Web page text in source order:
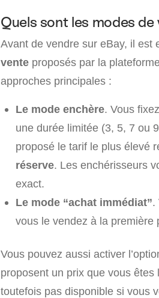
Quels sont les modes de
Avant de vendre sur eBay, il est
vente proposés par la
approches principales :
Le mode enchère. Vous
une durée limitée (3, 5, 7 ou
proposé le tarif le plus élevé
réserve. Les enchérisseurs
exact.
Le mode “achat immédiat”.
vous le vendez à la première
Vous pouvez aussi activer
proposent un prix que vous êtes
toutefois pas disponible si vous